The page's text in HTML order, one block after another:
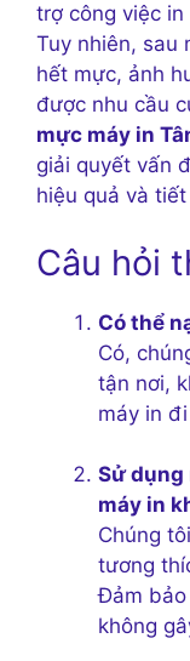
trợ công việc
Tuy nhiên, sau
hết mực, ảnh
được nhu cầu
mực máy in
giải quyết vấn
hiệu quả và
Câu hỏi
Có thể
Có,
tận nơi,
máy in
Sử dụng
máy in
Chúng
tương
Đảm bảo
không